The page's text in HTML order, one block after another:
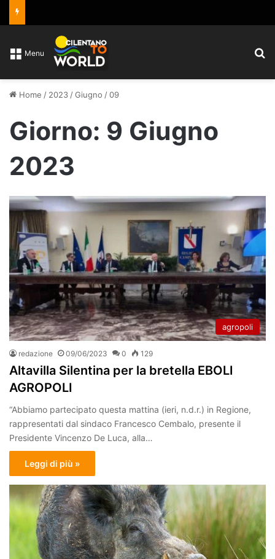
Menu
Home / 2023 /Giugno /09
Giorno: 9 Giugno
2023
agropoli
redazione 09/06/2023 0 129
Altavilla Silentina per la bretella EBOLI
AGROPOLI
“Abbiamo partecipato questa mattina (ieri, n.d.r.) in Regione,
rappresentati dal sindaco Francesco Cembalo, presente il
Presidente Vincenzo De Luca, alla…
Leggi di più »